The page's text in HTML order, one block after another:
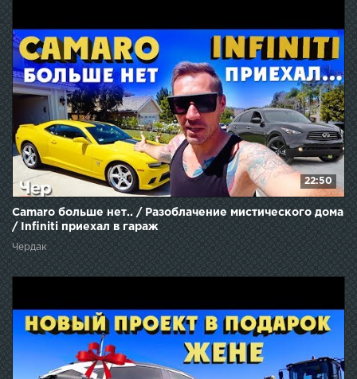
22:50
Camaro больше нет.. / Разоблачение мистического дома
/ Infiniti приехал в гараж
Чердак